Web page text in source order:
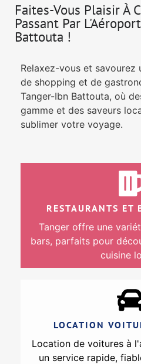
Faites-Vous Plaisir À
Passant Par
Battouta !
Relaxez-vous et savourez
de shopping et de
Tanger-Ibn Battouta, où
gamme et des saveurs
sublimer votre voyage.
RESTAURANTS ET
Tanger offre une
bars, parfaits pour
cuisine
LOCATION
Location de voitures à
un service rapide,